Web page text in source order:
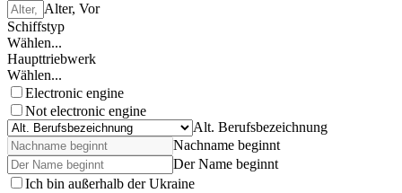
Alter, Vor
Schiffstyp
Wählen...
Haupttriebwerk
Wählen...
Electronic engine
Not electronic engine
Alt. Berufsbezeichnung
Nachname beginnt
Der Name beginnt
Ich bin außerhalb der Ukraine